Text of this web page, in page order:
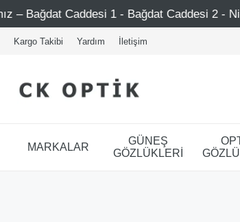
Caddesi 1 - Bağdat Caddesi 2 - Nişantaşı –
Kargo Takibi Yardım İletişim
MARKALAR
GÜNEŞ
GÖZLÜKLERİ